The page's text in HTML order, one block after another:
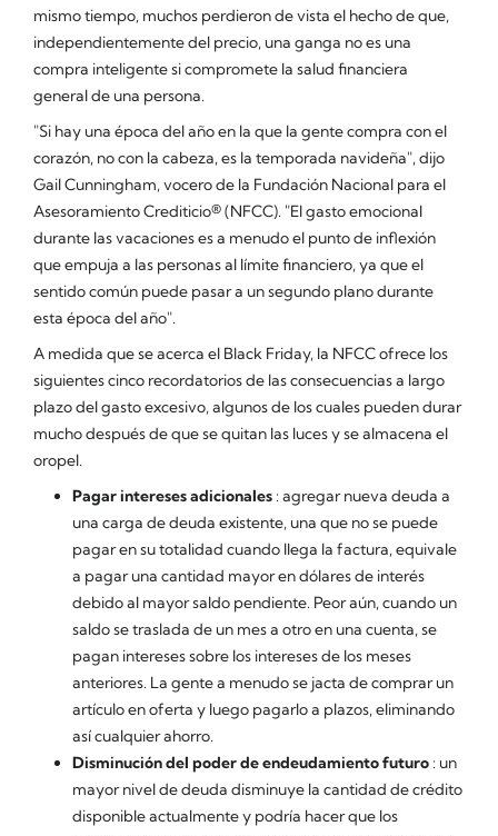
mismo tiempo, muchos perdieron de vista el hecho de que,
independientemente del precio, una ganga no es una
compra inteligente si compromete la salud financiera
general de una persona.
"Si hay una época del año en la que la gente compra con el
corazón, no con la cabeza, es la temporada navideña", dijo
Gail Cunningham, vocero de la Fundación Nacional para el
Asesoramiento Crediticio® (NFCC). "El gasto emocional
durante las vacaciones es a menudo el punto de inflexión
que empuja a las personas al límite financiero, ya que el
sentido común puede pasar a un segundo plano durante
esta época del año".
A medida que se acerca el Black Friday, la NFCC ofrece los
siguientes cinco recordatorios de las consecuencias a largo
plazo del gasto excesivo, algunos de los cuales pueden durar
mucho después de que se quitan las luces y se almacena el
oropel.
Pagar intereses adicionales : agregar nueva deuda a
una carga de deuda existente, una que no se puede
pagar en su totalidad cuando llega la factura, equivale
a pagar una cantidad mayor en dólares de interés
debido al mayor saldo pendiente. Peor aún, cuando un
saldo se traslada de un mes a otro en una cuenta, se
pagan intereses sobre los intereses de los meses
anteriores. La gente a menudo se jacta de comprar un
artículo en oferta y luego pagarlo a plazos, eliminando
así cualquier ahorro.
Disminución del poder de endeudamiento futuro : un
mayor nivel de deuda disminuye la cantidad de crédito
disponible actualmente y podría hacer que los